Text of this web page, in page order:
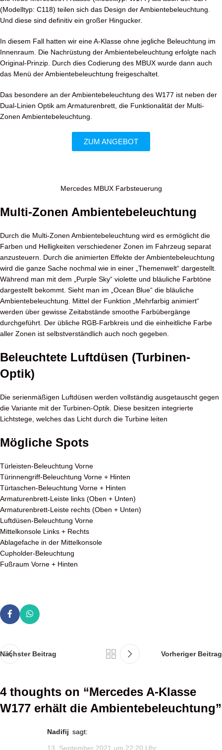
(Modelltyp: C118) teilen sich das Design der Ambientebeleuchtung.
Und diese sind definitiv ein großer Hingucker.
In diesem Fall hatten wir eine A-Klasse ohne jegliche Beleuchtung im
Innenraum. Die Nachrüstung der Ambientebeleuchtung erfolgte nach
Original-Prinzip. Durch dies Codierung des MBUX wurde dann auch
das Menü der Ambientebeleuchtung freigeschaltet.
Das besondere an der Ambientebeleuchtung des W177 ist neben der
Dual-Linien Optik am Armaturenbrett, die Funktionalität der Multi-
Zonen Ambientebeleuchtung.
ZUM ANGEBOT
Mercedes MBUX Farbsteuerung
Multi-Zonen Ambientebeleuchtung
Durch die Multi-Zonen Ambientebeleuchtung wird es ermöglicht die
Farben und Helligkeiten verschiedener Zonen im Fahrzeug separat
anzusteuern. Durch die animierten Effekte der Ambientebeleuchtung
wird die ganze Sache nochmal wie in einer „Themenwelt“ dargestellt.
Während man mit dem „Purple Sky“ violette und bläuliche Farbtöne
dargestellt bekommt. Sieht man im „Ocean Blue“ die bläuliche
Ambientebeleuchtung. Mittel der Funktion „Mehrfarbig animiert“
werden über gewisse Zeitabstände smoothe Farbübergänge
durchgeführt. Der übliche RGB-Farbkreis und die einheitliche Farbe
aller Zonen ist selbstverständlich auch noch gegeben.
Beleuchtete Luftdüsen (Turbinen-
Optik)
Die serienmäßigen Luftdüsen werden vollständig ausgetauscht gegen
die Variante mit der Turbinen-Optik. Diese besitzen integrierte
Lichtstege, welches das Licht durch die Turbine leiten
Mögliche Spots
Türleisten-Beleuchtung Vorne
Türinnengriff-Beleuchtung Vorne + Hinten
Türtaschen-Beleuchtung Vorne + Hinten
Armaturenbrett-Leiste links (Oben + Unten)
Armaturenbrett-Leiste rechts (Oben + Unten)
Luftdüsen-Beleuchtung Vorne
Mittelkonsole Links + Rechts
Ablagefache in der Mittelkonsole
Cupholder-Beleuchtung
Fußraum Vorne + Hinten
Nächster Beitrag Vorheriger Beitrag
4 thoughts on “Mercedes A-Klasse
W177 erhält die Ambientebeleuchtung”
Nadifij sagt:
13. September 2021 um 22:20 Uhr